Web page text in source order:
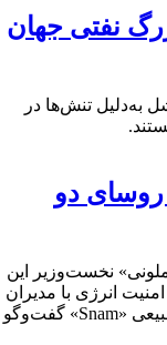
نفتی جهان
به‌دلیل تنش‌ها در
روسای دو
ملونی» نخست‌وزیر این
انرژی با مدیران
شرکت نفت و گاز «Eni» و اپراتور انتقال گاز طبیعی «Snam» گفت‌وگو